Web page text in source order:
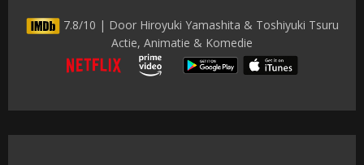
7.8/10 | Door Hiroyuki Yamashita & Toshiyuki Tsuru
Actie, Animatie & Komedie